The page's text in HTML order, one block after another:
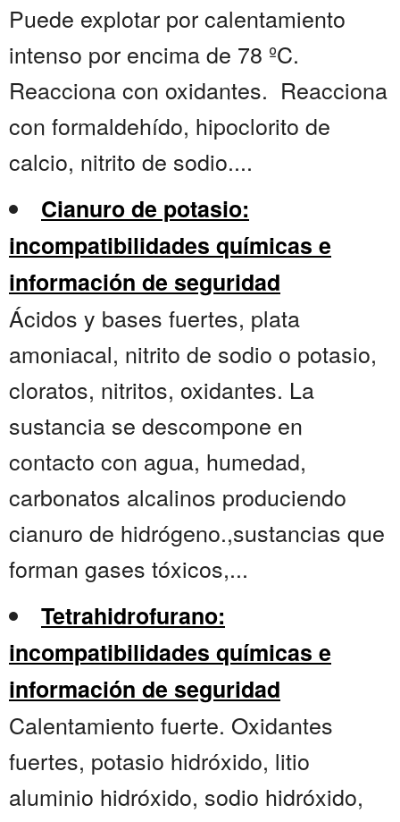
Puede explotar por calentamiento
intenso por encima de 78 ºC.
Reacciona con oxidantes. Reacciona
con formaldehído, hipoclorito de
calcio, nitrito de sodio....
Cianuro de potasio:
incompatibilidades químicas e
información de seguridad
Ácidos y bases fuertes, plata
amoniacal, nitrito de sodio o potasio,
cloratos, nitritos, oxidantes. La
sustancia se descompone en
contacto con agua, humedad,
carbonatos alcalinos produciendo
cianuro de hidrógeno.,sustancias que
forman gases tóxicos,...
Tetrahidrofurano:
incompatibilidades químicas e
información de seguridad
Calentamiento fuerte. Oxidantes
fuertes, potasio hidróxido, litio
aluminio hidróxido, sodio hidróxido,